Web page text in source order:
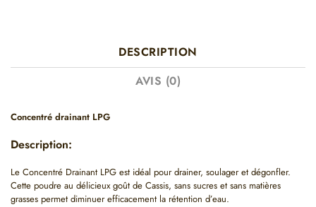
DESCRIPTION
AVIS (0)
Concentré drainant LPG
Description:
Le Concentré Drainant LPG est idéal pour drainer, soulager et dégonfler.
Cette poudre au délicieux goût de Cassis, sans sucres et sans matières
grasses permet diminuer efficacement la rétention d’eau.